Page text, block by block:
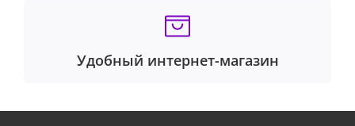
Удобный интернет-магазин